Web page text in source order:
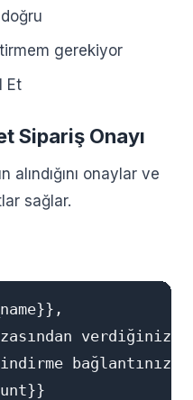
doğru
gerekiyor
Et
Sipariş Onayı
alındığını onaylar ve
sağlar.